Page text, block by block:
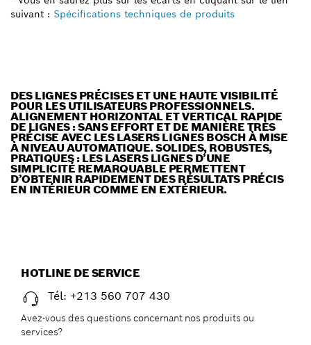
suivant : Spécifications techniques de produits
DES LIGNES PRÉCISES ET UNE HAUTE VISIBILITÉ
POUR LES UTILISATEURS PROFESSIONNELS.
ALIGNEMENT HORIZONTAL ET VERTICAL RAPIDE
DE LIGNES : SANS EFFORT ET DE MANIÈRE TRÈS
PRÉCISE AVEC LES LASERS LIGNES BOSCH À MISE
À NIVEAU AUTOMATIQUE. SOLIDES, ROBUSTES,
PRATIQUES : LES LASERS LIGNES D’UNE
SIMPLICITÉ REMARQUABLE PERMETTENT
D’OBTENIR RAPIDEMENT DES RÉSULTATS PRÉCIS
EN INTÉRIEUR COMME EN EXTÉRIEUR.
HOTLINE DE SERVICE
Tél: +213 560 707 430
Avez-vous des questions concernant nos produits ou
services?